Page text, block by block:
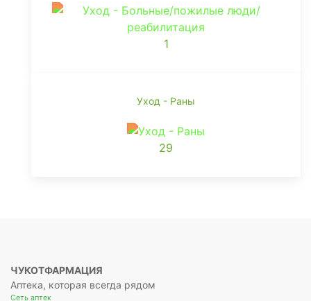
1
Уход - Раны
29
ЧУКОТФАРМАЦИЯ
Аптека, которая всегда рядом
Сеть аптек